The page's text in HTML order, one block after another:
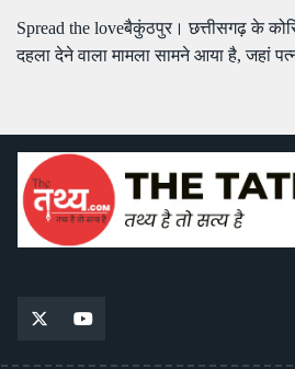
Spread the loveबैकुंठपुर। छत्तीसगढ़ के
दहला देने वाला मामला सामने आया है, जहां